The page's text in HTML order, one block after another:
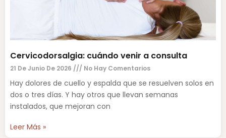
Cervicodorsalgia: cuándo venir a consulta
21 De Junio De 2026 No Hay Comentarios
Hay dolores de cuello y espalda que se resuelven solos en
dos o tres días. Y hay otros que llevan semanas
instalados, que mejoran con
Leer Más »